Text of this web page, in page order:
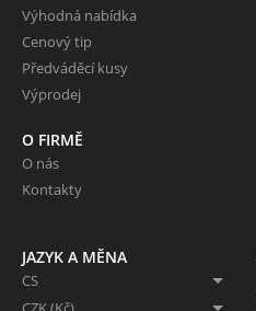
Výhodná nabídka
Cenový tip
Předváděcí kusy
Výprodej
O FIRMĚ
O nás
Kontakty
JAZYK A MĚNA
CS